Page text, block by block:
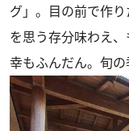
グ」。目の前で作
を思う存分味わえ
幸もふんだん。旬の